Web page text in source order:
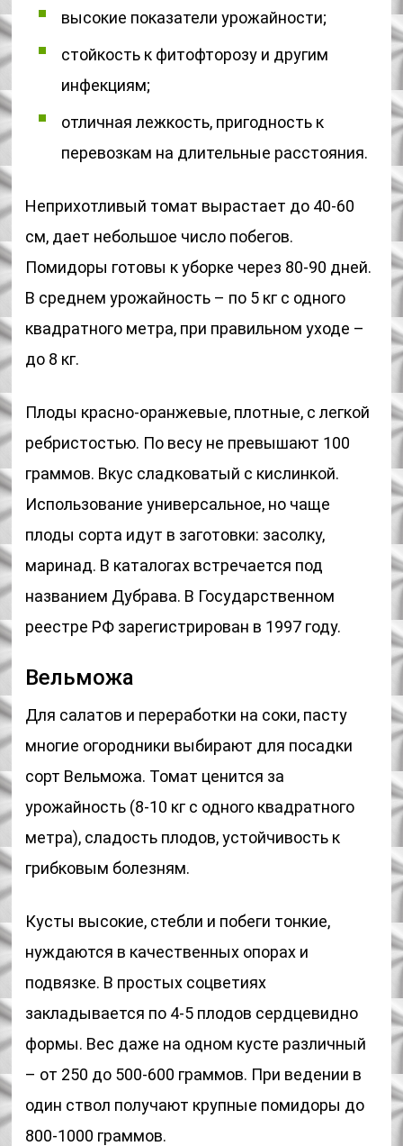
высокие показатели урожайности;
стойкость к фитофторозу и другим
инфекциям;
отличная лежкость, пригодность к
перевозкам на длительные расстояния.
Неприхотливый томат вырастает до 40-60
см, дает небольшое число побегов.
Помидоры готовы к уборке через 80-90 дней.
В среднем урожайность – по 5 кг с одного
квадратного метра, при правильном уходе –
до 8 кг.
Плоды красно-оранжевые, плотные, с легкой
ребристостью. По весу не превышают 100
граммов. Вкус сладковатый с кислинкой.
Использование универсальное, но чаще
плоды сорта идут в заготовки: засолку,
маринад. В каталогах встречается под
названием Дубрава. В Государственном
реестре РФ зарегистрирован в 1997 году.
Вельможа
Для салатов и переработки на соки, пасту
многие огородники выбирают для посадки
сорт Вельможа. Томат ценится за
урожайность (8-10 кг с одного квадратного
метра), сладость плодов, устойчивость к
грибковым болезням.
Кусты высокие, стебли и побеги тонкие,
нуждаются в качественных опорах и
подвязке. В простых соцветиях
закладывается по 4-5 плодов сердцевидно
формы. Вес даже на одном кусте различный
– от 250 до 500-600 граммов. При ведении в
один ствол получают крупные помидоры до
800-1000 граммов.